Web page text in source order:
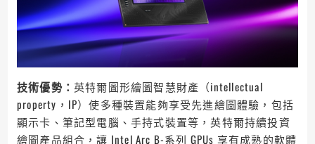
技術優勢： 英特爾圖形繪圖智慧財產（intellectual
property，IP）使多種裝置能夠享受先進繪圖體驗，包括
顯示卡、筆記型電腦、手持式裝置等，英特爾持續投資
繪圖產品組合，讓 Intel Arc B-系列 GPUs 享有成熟的軟體